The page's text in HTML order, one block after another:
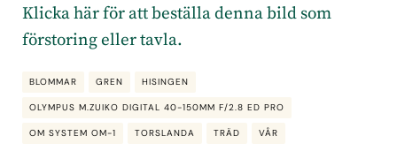
Klicka här för att beställa denna bild som
förstoring eller tavla.
BLOMMAR GREN HISINGEN
OLYMPUS M.ZUIKO DIGITAL 40-150MM F/2.8 ED PRO
OM SYSTEM OM-1 TORSLANDA TRÄD VÅR